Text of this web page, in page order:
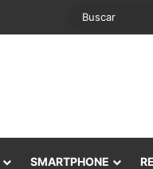
SMARTPHONE